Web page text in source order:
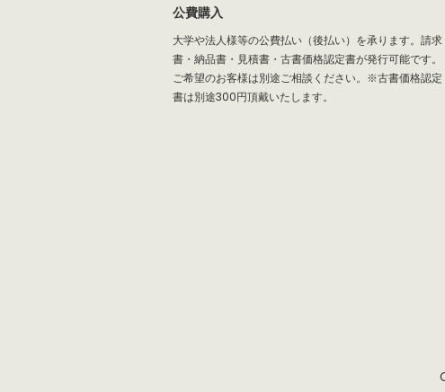
公費購入
大学や法人様等の公費払い（後払い）を承ります。請求
書・納品書・見積書・古書価格認定書が発行可能です。
ご希望のお客様は別途ご相談ください。※古書価格認定
書は別途300円頂戴いたします。